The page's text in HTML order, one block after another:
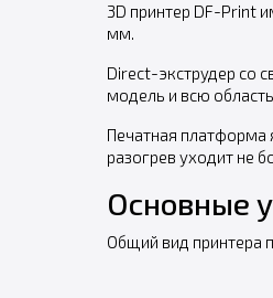
3D принтер DF-Print
мм.
Direct-экструдер со
модель и всю
Печатная платформа
разогрев уходит не
Основные
Общий вид принтера